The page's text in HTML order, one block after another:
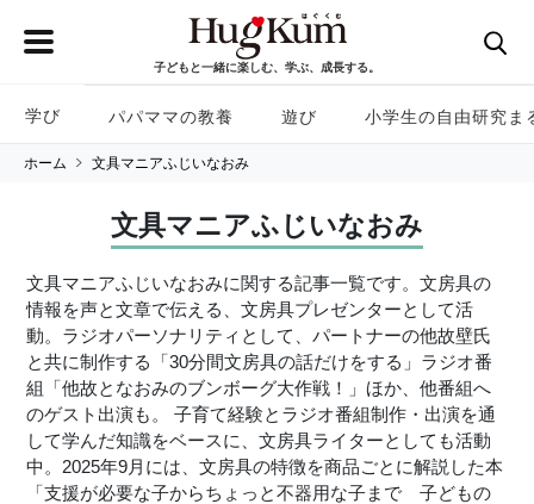
子どもと一緒に楽しむ、学ぶ、成長する。
学び パパママの教養 遊び 小学生の自由研究ま
ホーム 文具マニアふじいなおみ
文具マニアふじいなおみ
文具マニアふじいなおみに関する記事一覧です。文房具の
情報を声と文章で伝える、文房具プレゼンターとして活
動。ラジオパーソナリティとして、パートナーの他故壁氏
と共に制作する「30分間文房具の話だけをする」ラジオ番
組「他故となおみのブンボーグ大作戦！」ほか、他番組へ
のゲスト出演も。 子育て経験とラジオ番組制作・出演を通
して学んだ知識をベースに、文房具ライターとしても活動
中。2025年9月には、文房具の特徴を商品ごとに解説した本
「支援が必要な子からちょっと不器用な子まで 子どもの